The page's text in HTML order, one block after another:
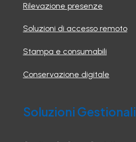
Rilevazione presenze
Soluzioni di accesso remoto
Stampa e consumabili
Conservazione digitale
Soluzioni Gestionali